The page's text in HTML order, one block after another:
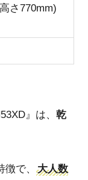
さ770mm)
』は、乾
徴で、大人数